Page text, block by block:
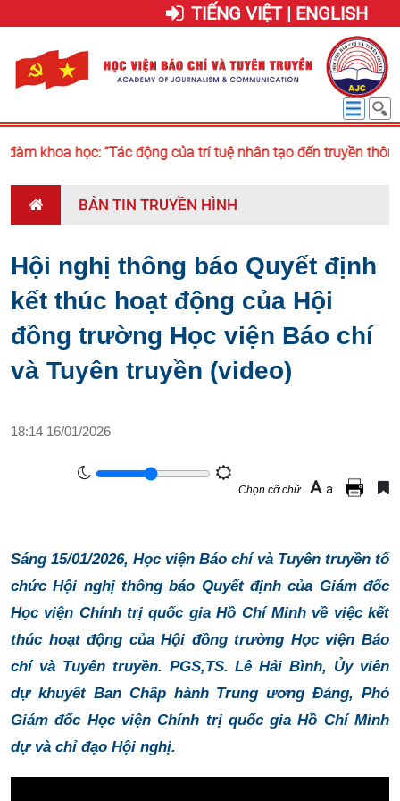
TIẾNG VIỆT | ENGLISH
khoa học: “Tác động của trí tuệ nhân tạo đến truyền
BẢN TIN TRUYỀN HÌNH
Hội nghị thông báo Quyết định
kết thúc hoạt động của Hội
đồng trường Học viện Báo chí
và Tuyên truyền (video)
18:14 16/01/2026
Chọn cỡ chữ A a
Sáng 15/01/2026, Học viện Báo chí và Tuyên truyền tổ
chức Hội nghị thông báo Quyết định của Giám đốc
Học viện Chính trị quốc gia Hồ Chí Minh về việc kết
thúc hoạt động của Hội đồng trường Học viện Báo
chí và Tuyên truyền. PGS,TS. Lê Hải Bình, Ủy viên
dự khuyết Ban Chấp hành Trung ương Đảng, Phó
Giám đốc Học viện Chính trị quốc gia Hồ Chí Minh
dự và chỉ đạo Hội nghị.